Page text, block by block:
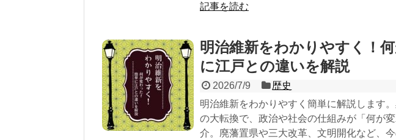
記事を読む
明治維新をわかりやすく！
に江戸との違いを解説
2026/7/9
歴史
明治維新をわかりやすく簡単に解説します
の大転換で、政治や社会の仕組みが「何が
介。廃藩置県や三大改革、文明開化など、